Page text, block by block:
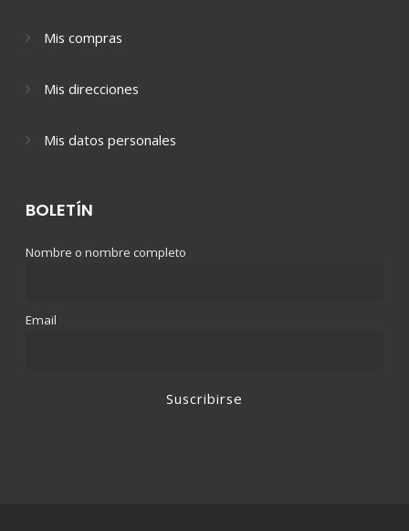
Mis compras
Mis direcciones
Mis datos personales
BOLETÍN
Nombre o nombre completo
Email